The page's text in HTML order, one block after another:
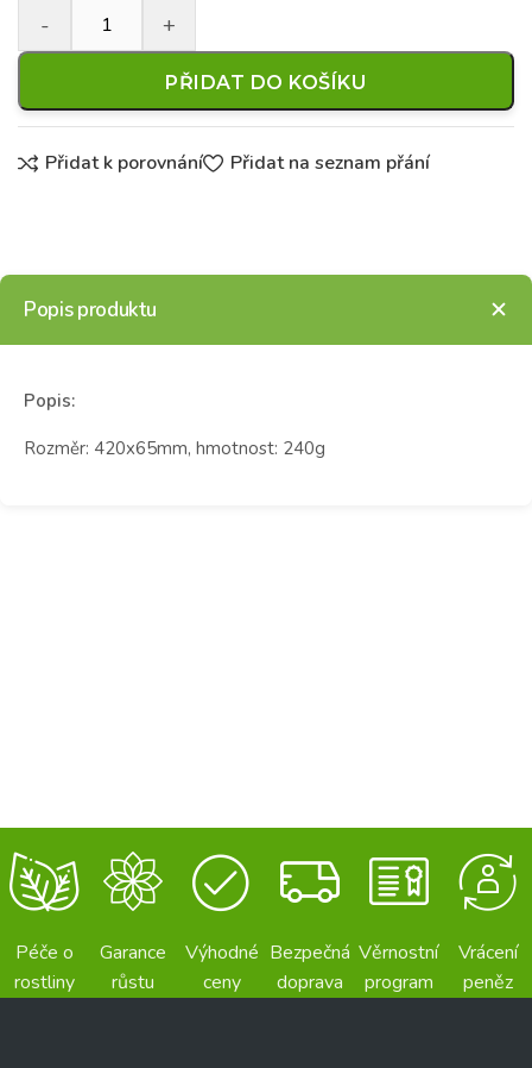
PŘIDAT DO KOŠÍKU
Přidat k porovnání Přidat na seznam přání
Popis produktu
Popis:
Rozměr: 420x65mm, hmotnost: 240g
Péče o
rostliny
Garance
růstu
Výhodné
ceny
Bezpečná
doprava
Věrnostní
program
Vrácení
peněz